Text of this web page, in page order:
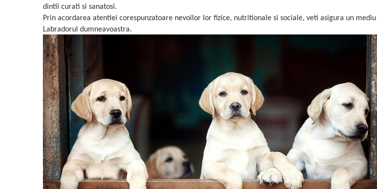
dintii curati si sanatosi.
Prin acordarea atentiei corespunzatoare nevoilor lor fizice, nutritionale si sociale, veti asigura un
Labradorul dumneavoastra.